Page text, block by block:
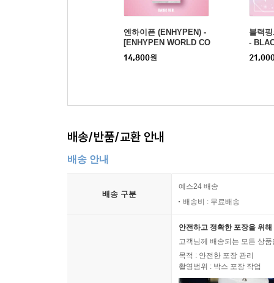
엔하이픈 (ENHYPEN) -
[ENHYPEN WORLD CO
UPON CARD COLLECT
ION] SWEET MOMENT
14,800원
블랙
-
ME
배송/반품/교환 안내
배송 안내
배송 구분
예스24 배송
배송비 : 무료배송
안전하고 정확한 포장을 위
고객님께 배송되는 모든 상
목적 : 안전한 포장 관리
촬영범위 : 박스 포장 작업